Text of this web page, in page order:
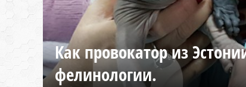
Как провокатор из
фелинологии.